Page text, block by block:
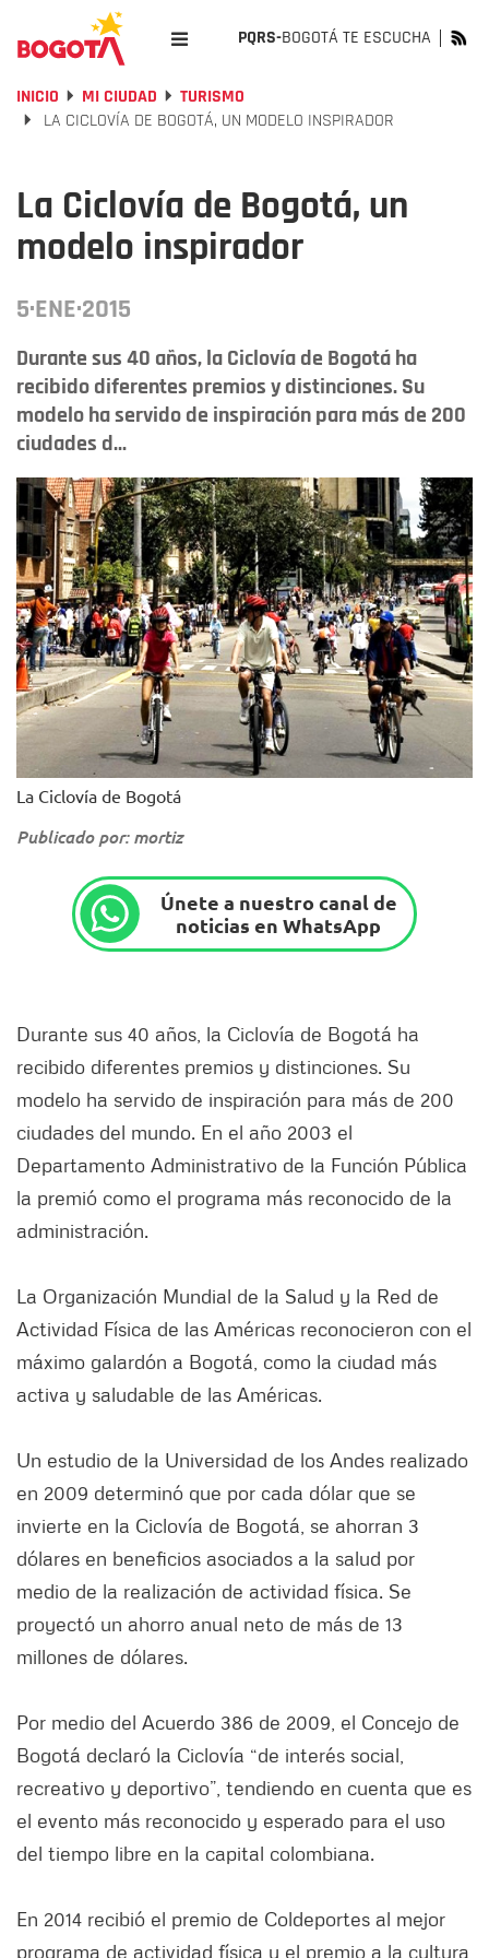
PQRS-BOGOTÁ TE ESCUCHA
INICIO MI CIUDAD
TURISMO
LA CICLOVÍA DE BOGOTÁ, UN MODELO INSPIRADOR
La Ciclovía de Bogotá, un
modelo inspirador
5·ENE·2015
Durante sus 40 años, la Ciclovía de Bogotá ha
recibido diferentes premios y distinciones. Su
modelo ha servido de inspiración para más de 200
ciudades d...
La Ciclovía de Bogotá
Publicado por: mortiz
Únete a nuestro canal de
noticias en WhatsApp
Durante sus 40 años, la Ciclovía de Bogotá ha
recibido diferentes premios y distinciones. Su
modelo ha servido de inspiración para más de 200
ciudades del mundo. En el año 2003 el
Departamento Administrativo de la Función Pública
la premió como el programa más reconocido de la
administración.
La Organización Mundial de la Salud y la Red de
Actividad Física de las Américas reconocieron con el
máximo galardón a Bogotá, como la ciudad más
activa y saludable de las Américas.
Un estudio de la Universidad de los Andes realizado
en 2009 determinó que por cada dólar que se
invierte en la Ciclovía de Bogotá, se ahorran 3
dólares en beneficios asociados a la salud por
medio de la realización de actividad física. Se
proyectó un ahorro anual neto de más de 13
millones de dólares.
Por medio del Acuerdo 386 de 2009, el Concejo de
Bogotá declaró la Ciclovía “de interés social,
recreativo y deportivo”, tendiendo en cuenta que es
el evento más reconocido y esperado para el uso
del tiempo libre en la capital colombiana.
En 2014 recibió el premio de Coldeportes al mejor
programa de actividad física y el premio a la cultura